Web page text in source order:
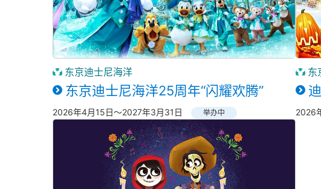
东京迪士尼海洋
东京迪士尼海洋25周年“闪耀欢腾”
2026年4月15日～2027年3月31日 举办中
东
2026